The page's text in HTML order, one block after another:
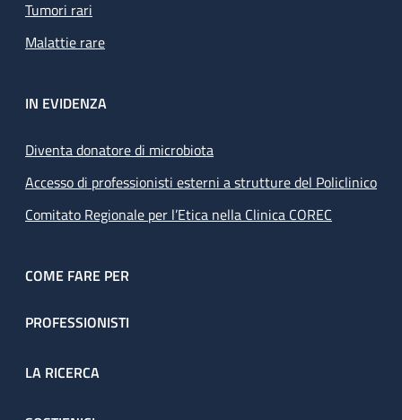
Tumori rari
Malattie rare
IN EVIDENZA
Diventa donatore di microbiota
Accesso di professionisti esterni a strutture del Policlinico
Comitato Regionale per l’Etica nella Clinica COREC
COME FARE PER
PROFESSIONISTI
LA RICERCA